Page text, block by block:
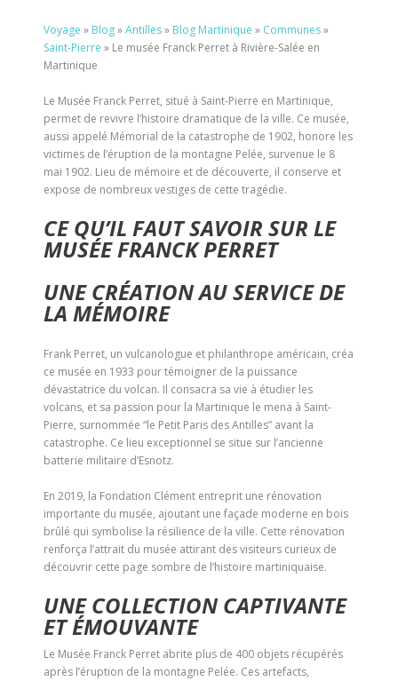
Voyage » Blog»Antilles» Blog Martinique » Communes»
Saint-Pierre » Le musée Franck Perret à Rivière-Salée en
Martinique
Le Musée Franck Perret, situé à Saint-Pierre en Martinique,
permet de revivre l’histoire dramatique de la ville. Ce musée,
aussi appelé Mémorial de la catastrophe de 1902, honore les
victimes de l’éruption de la montagne Pelée, survenue le 8
mai 1902. Lieu de mémoire et de découverte, il conserve et
expose de nombreux vestiges de cette tragédie.
CE QU’IL FAUT SAVOIR SUR LE
MUSÉE FRANCK PERRET
UNE CRÉATION AU SERVICE DE
LA MÉMOIRE
Frank Perret, un vulcanologue et philanthrope américain, créa
ce musée en 1933 pour témoigner de la puissance
dévastatrice du volcan. Il consacra sa vie à étudier les
volcans, et sa passion pour la Martinique le mena à Saint-
Pierre, surnommée “le Petit Paris des Antilles” avant la
catastrophe. Ce lieu exceptionnel se situe sur l’ancienne
batterie militaire d’Esnotz.
En 2019, la Fondation Clément entreprit une rénovation
importante du musée, ajoutant une façade moderne en bois
brûlé qui symbolise la résilience de la ville. Cette rénovation
renforça l’attrait du musée attirant des visiteurs curieux de
découvrir cette page sombre de l’histoire martiniquaise.
UNE COLLECTION CAPTIVANTE
ET ÉMOUVANTE
Le Musée Franck Perret abrite plus de 400 objets récupérés
après l’éruption de la montagne Pelée. Ces artefacts,